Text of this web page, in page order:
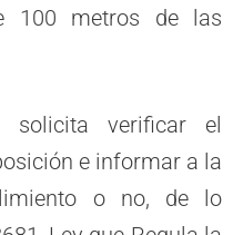
100 metros de las
verificar el
e informar a la
o no, de lo